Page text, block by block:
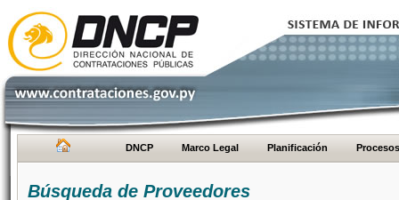
DNCP Marco Legal Planificación Procesos
Búsqueda de Proveedores